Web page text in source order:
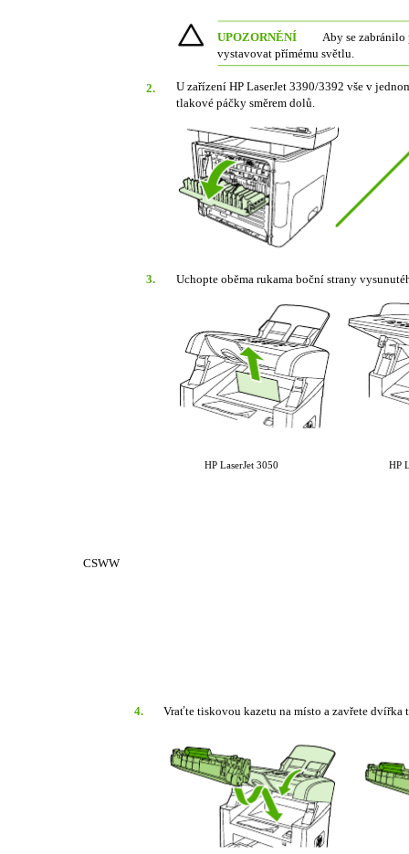
UPOZORNĚNÍ
Aby se zabránilo
vystavovat přímému světlu.
2.
U zařízení HP LaserJet 3390/3392 vše v
tlakové páčky směrem dolů.
3. Uchopte oběma rukama boční strany
HP LaserJet 3050 HP
CSWW
4. Vraťte tiskovou kazetu na místo a zavřete dvířka